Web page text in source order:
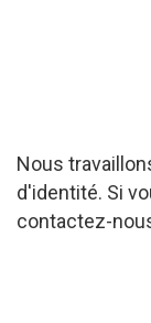
Nous
d'identité. Si
contactez-